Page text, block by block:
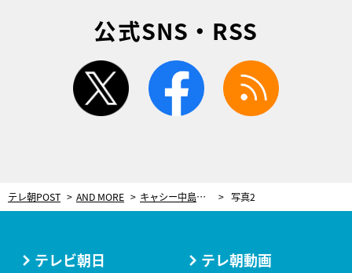
公式SNS・RSS
twitter facebook
テレ朝POST AND MORE キャシー中島、夫・勝野洋はテレビで一目ぼれ。「猫見に来ない？」「行く」で交際へ 写真2
テレビ朝日 テレ朝動画